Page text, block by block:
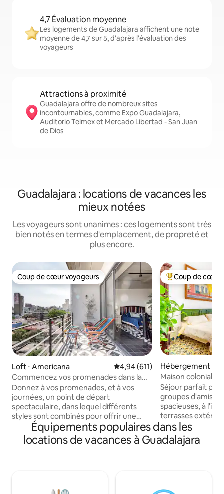
4,7 Évaluation moyenne
Les logements de Guadalajara affichent une note
moyenne de 4,7 sur 5, d'après l'évaluation des
voyageurs
Attractions à proximité
Guadalajara offre de nombreux sites
incontournables, comme Expo Guadalajara,
Auditorio Telmex et Mercado Libertad - San Juan
de Dios
Guadalajara : locations de vacances les
mieux notées
Les voyageurs sont unanimes : ces logements sont très
bien notés en termes d'emplacement, de propreté et
plus encore.
Coup de cœur voyageurs
Coup de cœur voyageurs
Loft ⋅ Americana Évaluation moyenne sur la
4,94 (611)
Commencez vos promenades dans la
ville à partir de cet appartement studio
éclectique
Donnez à vos promenades, et à vos
journées, un point de départ
spectaculaire, dans lequel différents
styles sont combinés pour offrir une
expérience unique. Des meubles
rustiques, pleins de couleurs, donnent
vie à cet appartement moderne. Son
très à l'aise, vous pourrez profiter à tout
Coups de cœur
Coup de cœur
Hébergement ⋅
o
Maison coloniale
la cathédrale
Séjour parfait
groupes d'amis
spacieuses, à
terrasses
haut débit par
recoin, espace
encore Belle maison de 2 700 pieds
distance de
Équipements populaires dans les
locations de vacances à Guadalajara